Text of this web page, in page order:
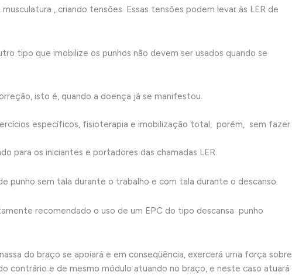
, criando tensões. Essas tensões podem levar às LER de
tipo que imobilize os punhos não devem ser usados quando se
isto é, quando a doença já se manifestou.
específicos, fisioterapia e imobilização total, porém, sem fazer
para os iniciantes e portadores das chamadas LER.
punho sem tala durante o trabalho e com tala durante o descanso.
recomendado o uso de um EPC do tipo descansa punho
do braço se apoiará e em conseqüência, exercerá uma força sobre
contrário e de mesmo módulo atuando no braço, e neste caso atuará